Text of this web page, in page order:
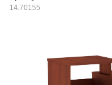
14.70155